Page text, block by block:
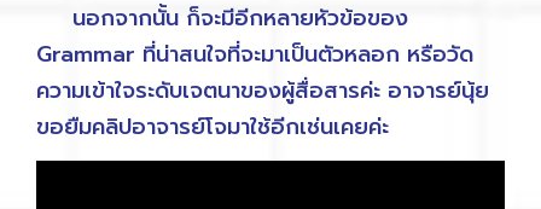
นอกจากนั้น ก็จะมีอีกหลายหัวข้อของ
Grammar ที่น่าสนใจที่จะมาเป็นตัวหลอก หรือวัด
ความเข้าใจระดับเจตนาของผู้สื่อสารค่ะ อาจารย์นุ้ย
ขอยืมคลิปอาจารย์โจมาใช้อีกเช่นเคยค่ะ